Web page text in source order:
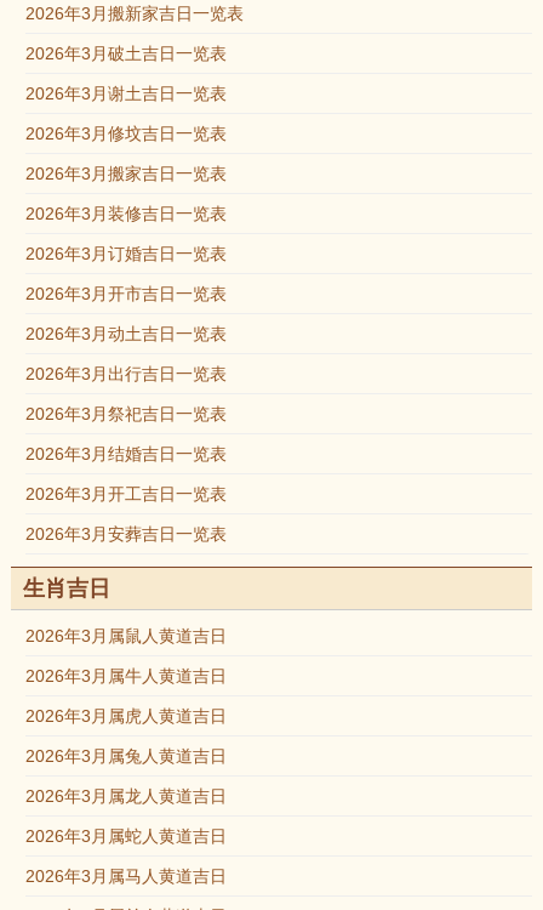
2026年3月搬新家吉日一览表
2026年3月破土吉日一览表
2026年3月谢土吉日一览表
2026年3月修坟吉日一览表
2026年3月搬家吉日一览表
2026年3月装修吉日一览表
2026年3月订婚吉日一览表
2026年3月开市吉日一览表
2026年3月动土吉日一览表
2026年3月出行吉日一览表
2026年3月祭祀吉日一览表
2026年3月结婚吉日一览表
2026年3月开工吉日一览表
2026年3月安葬吉日一览表
生肖吉日
2026年3月属鼠人黄道吉日
2026年3月属牛人黄道吉日
2026年3月属虎人黄道吉日
2026年3月属兔人黄道吉日
2026年3月属龙人黄道吉日
2026年3月属蛇人黄道吉日
2026年3月属马人黄道吉日